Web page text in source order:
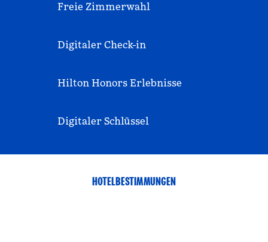
Freie Zimmerwahl
Digitaler Check-in
Hilton Honors Erlebnisse
Digitaler Schlüssel
HOTELBESTIMMUNGEN